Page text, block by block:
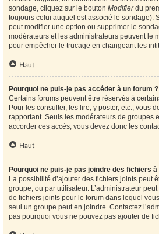
sondage, cliquez sur le bouton Modifierdu
toujours celui auquel est associé le sondage).
peut modifier une option ou supprimer le
modérateurs et les administrateurs peuvent le
pour empêcher le trucage en changeant les
Haut
Pourquoi ne puis-je pas accéder à un forum ?
Certains forums peuvent être réservés à
Pour les consulter, les lire, y poster, etc., vous
rapportant. Seuls les modérateurs de groupes
accorder ces accès, vous devez donc les
Haut
Pourquoi ne puis-je pas joindre des fichiers
La possibilité d’ajouter des fichiers joints peut
groupe, ou par utilisateur. L’administrateur
de fichiers joints pour le forum dans lequel
seul un groupe peut en joindre. Contactez
pas pourquoi vous ne pouvez pas ajouter de